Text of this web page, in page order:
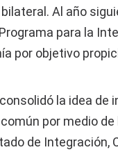
Al año
para la
por objetivo
la idea
por medio
de Integración,